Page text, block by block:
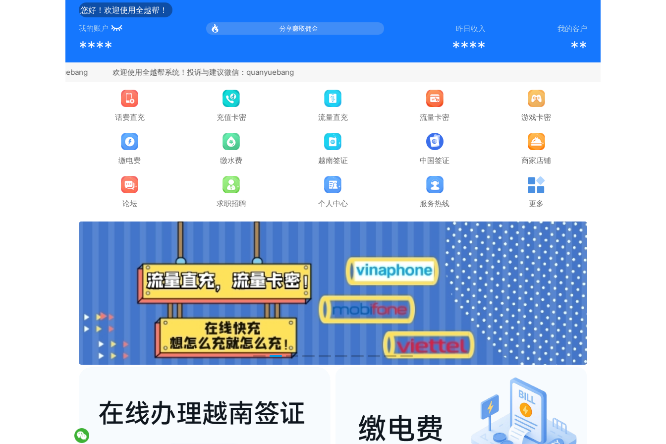
您好！欢迎使用全越帮！
我的账户 分享赚取佣金 昨日收入 我的客户
**** **** **
议微信：quanyuebang
话费直充 充值卡密 流量直充 流量卡密 游戏卡密
缴电费 缴水费 越南签证 中国签证 商家店铺
论坛 求职招聘 个人中心 服务热线 更多